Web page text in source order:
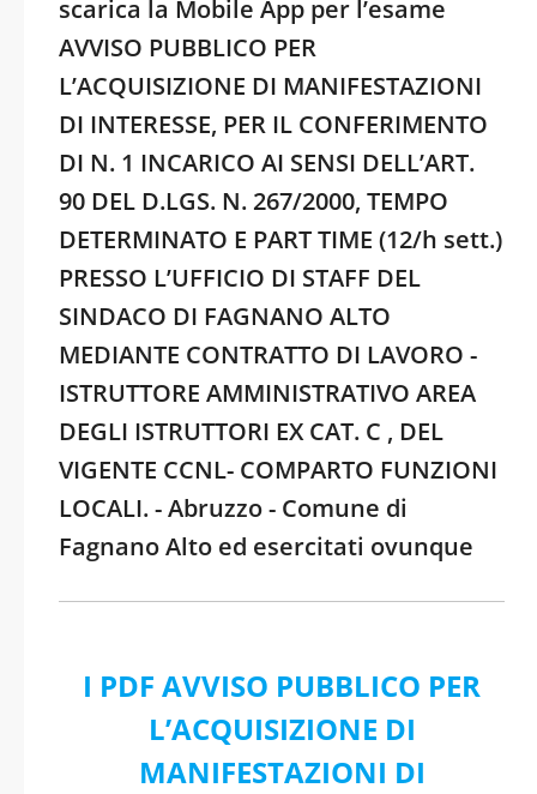
scarica la Mobile App per l’esame
AVVISO PUBBLICO PER
L’ACQUISIZIONE DI MANIFESTAZIONI
DI INTERESSE, PER IL CONFERIMENTO
DI N. 1 INCARICO AI SENSI DELL’ART.
90 DEL D.LGS. N. 267/2000, TEMPO
DETERMINATO E PART TIME (12/h sett.)
PRESSO L’UFFICIO DI STAFF DEL
SINDACO DI FAGNANO ALTO
MEDIANTE CONTRATTO DI LAVORO -
ISTRUTTORE AMMINISTRATIVO AREA
DEGLI ISTRUTTORI EX CAT. C , DEL
VIGENTE CCNL- COMPARTO FUNZIONI
LOCALI. - Abruzzo - Comune di
Fagnano Alto ed esercitati ovunque
I PDF AVVISO PUBBLICO PER
L’ACQUISIZIONE DI
MANIFESTAZIONI DI